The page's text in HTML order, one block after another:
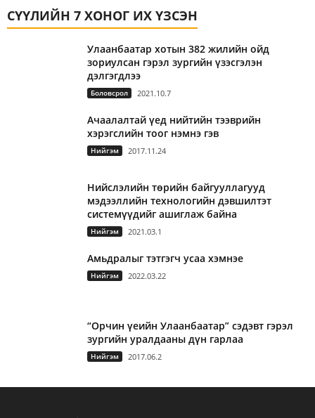
СҮҮЛИЙН 7 ХОНОГ ИХ ҮЗСЭН
Улаанбаатар хотын 382 жилийн ойд
зориулсан гэрэл зургийн үзэсгэлэн
дэлгэгдлээ
Боловсрол 2021.10.7
Ачаалалтай үед нийтийн тээврийн
хэрэгслийн тоог нэмнэ гэв
Нийгэм 2017.11.24
Нийслэлийн төрийн байгууллагууд
мэдээллийн технологийн дэвшилтэт
системүүдийг ашиглаж байна
Нийгэм 2021.03.1
Амьдралыг тэтгэгч усаа хэмнэе
Нийгэм 2022.03.22
“Орчин үеийн Улаанбаатар” сэдэвт гэрэл
зургийн уралдааны дүн гарлаа
Нийгэм 2017.06.2